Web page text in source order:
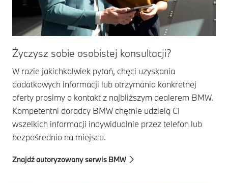
Życzysz sobie osobistej konsultacji?
W razie jakichkolwiek pytań, chęci uzyskania
dodatkowych informacji lub otrzymania konkretnej
oferty prosimy o kontakt z najbliższym dealerem BMW.
Kompetentni doradcy BMW chętnie udzielą Ci
wszelkich informacji indywidualnie przez telefon lub
bezpośrednio na miejscu.
Znajdź autoryzowany serwis BMW